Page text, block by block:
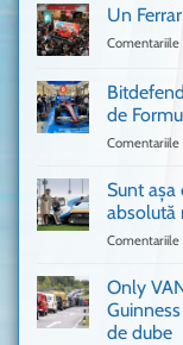
Un
Comentariile
de
Comentariile
Sunt așa
absolută
Comentariile
Only
de dube